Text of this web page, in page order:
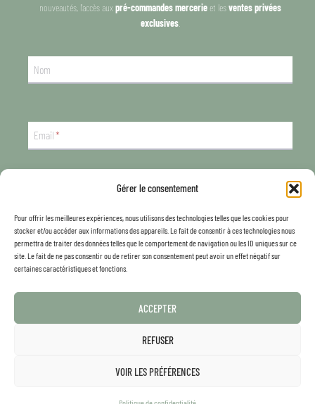
Gérer le consentement
Pour offrir les meilleures expériences, nous utilisons des technologies telles que les cookies pour
stocker et/ou accéder aux informations des appareils. Le fait de consentir à ces technologies nous
permettra de traiter des données telles que le comportement de navigation ou les ID uniques sur ce
site. Le fait de ne pas consentir ou de retirer son consentement peut avoir un effet négatif sur
certaines caractéristiques et fonctions.
ACCEPTER
REFUSER
VOIR LES PRÉFÉRENCES
nouveautés, l'accès aux pré-commandes mercerie et lesventes privées
exclusives
Nom
Email*
Retours pochons
Mercerie, Kits DIY & Aide
Politique de confidentialité
Conditions générales de ventes
Mentions légales
Tout ce que vous trouverez ici a été conçu avec amour
Si vous avez un projet personnel à me confier n’hésitez pas à me